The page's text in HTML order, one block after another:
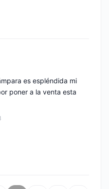
es espléndida mi
poner a la venta esta